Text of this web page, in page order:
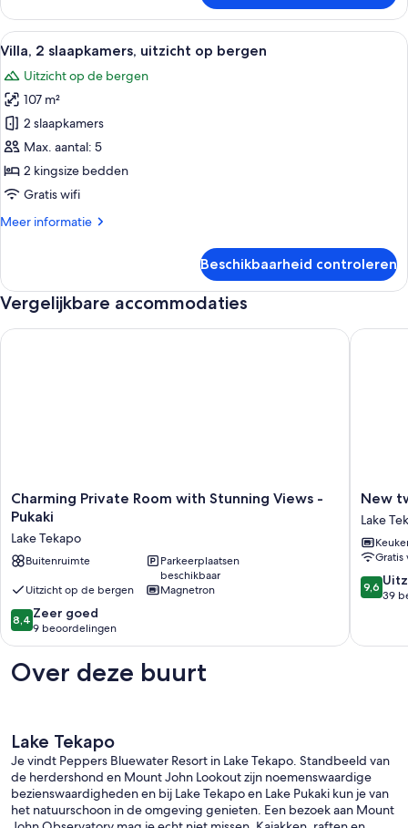
2
slaapkamers,
uitzicht
bergen
Alle
foto's
voor
Villa,
2
slaapkamers,
uitzicht
op
laden
Een moderne hotelkamer met een
6
Villa, 2 slaapkamers, uitzicht op bergen
Uitzicht op de bergen
107 m²
2 slaapkamers
Max. aantal: 5
2 kingsize bedden
Gratis wifi
Meer informatie
Meer
2
slaapkamers,
op
Beschikbaarheid controleren
Vergelijkbare accommodaties
Charming
Private
with
Stunning
-
Pukaki
Lake
Tekapo
Charming Private Room with Stunning Views -
Pukaki
Lake Tekapo
Buitenruimte
Parkeerplaatsen
beschikbaar
Uitzicht op de bergen
Magnetron
8.4
van
10,
Zeer
goed,
8,4 Zeer goed
9 beoordelingen
Charming Private Room with Stunning Views - Pukaki
New
two
home
Lake
Tekapo
New
Lake
Gratis
9.6
van
39
9,6
39
New
Over deze buurt
Lake Tekapo
Je vindt Peppers Bluewater Resort in Lake Tekapo. Standbeeld van
de herdershond en Mount John Lookout zijn noemenswaardige
bezienswaardigheden en bij Lake Tekapo en Lake Pukaki kun je van
het natuurschoon in de omgeving genieten. Een bezoek aan Mount